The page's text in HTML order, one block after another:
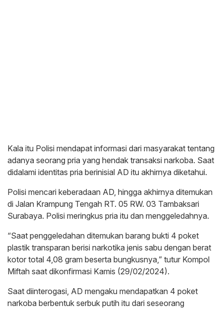
Kala itu Polisi mendapat informasi dari masyarakat tentang
adanya seorang pria yang hendak transaksi narkoba. Saat
didalami identitas pria berinisial AD itu akhirnya diketahui.
Polisi mencari keberadaan AD, hingga akhirnya ditemukan
di Jalan Krampung Tengah RT. 05 RW. 03 Tambaksari
Surabaya. Polisi meringkus pria itu dan menggeledahnya.
“Saat penggeledahan ditemukan barang bukti 4 poket
plastik transparan berisi narkotika jenis sabu dengan berat
kotor total 4,08 gram beserta bungkusnya,” tutur Kompol
Miftah saat dikonfirmasi Kamis (29/02/2024).
Saat diinterogasi, AD mengaku mendapatkan 4 poket
narkoba berbentuk serbuk putih itu dari seseorang